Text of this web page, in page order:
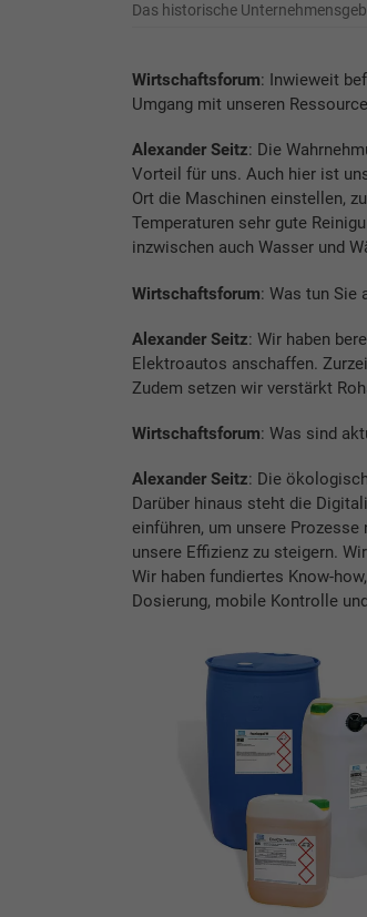
Das historische
Wirtschaftsforum: Inwieweit
Umgang mit unseren
Alexander Seitz: Die
Vorteil für uns. Auch hier ist
Ort die Maschinen einstellen,
Temperaturen sehr gute
inzwischen auch Wasser und
Wirtschaftsforum: Was tun Sie
Alexander Seitz: Wir haben
Elektroautos anschaffen.
Zudem setzen wir verstärkt
Wirtschaftsforum: Was sind
Alexander Seitz: Die
Darüber hinaus steht die
einführen, um unsere
unsere Effizienz zu steigern.
Wir haben fundiertes Know-
Dosierung, mobile Kontrolle